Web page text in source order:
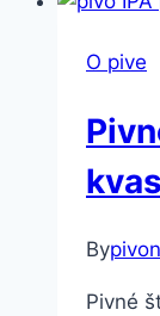
O pive
By
Pivné